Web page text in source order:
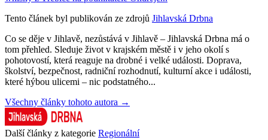
Tento článek byl publikován ze zdrojů Jihlavská Drbna
Co se děje v Jihlavě, nezůstává v Jihlavě – Jihlavská Drbna má o
tom přehled. Sleduje život v krajském městě i v jeho okolí s
pohotovostí, která reaguje na drobné i velké události. Doprava,
školství, bezpečnost, radniční rozhodnutí, kulturní akce i události,
které hýbou ulicemi – nic podstatného...
Všechny články tohoto autora →
Další články z kategorie Regionální